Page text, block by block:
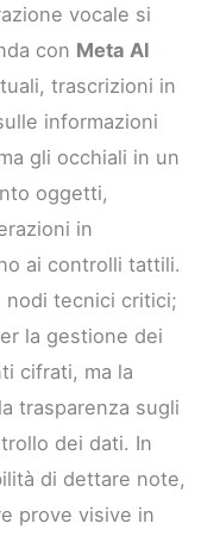
vocale si
con Meta AI
trascrizioni in
informazioni
gli occhiali in un
oggetti,
in
ai controlli tattili.
nodi tecnici critici;
la gestione dei
cifrati, ma la
trasparenza sugli
dei dati. In
di dettare note,
prove visive in